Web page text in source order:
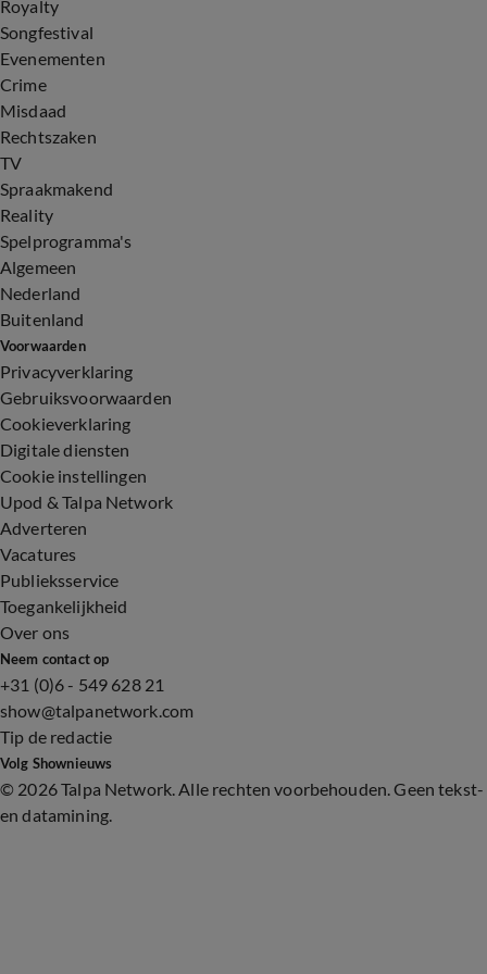
Royalty
Songfestival
Evenementen
Crime
Misdaad
Rechtszaken
TV
Spraakmakend
Reality
Spelprogramma's
Algemeen
Nederland
Buitenland
Voorwaarden
Privacyverklaring
Gebruiksvoorwaarden
Cookieverklaring
Digitale diensten
Cookie instellingen
Upod & Talpa Network
Adverteren
Vacatures
Publieksservice
Toegankelijkheid
Over ons
Neem contact op
+31 (0)6 - 549 628 21
show@talpanetwork.com
Tip de redactie
Volg Shownieuws
© 2026 Talpa Network. Alle rechten voorbehouden. Geen tekst-
en datamining.